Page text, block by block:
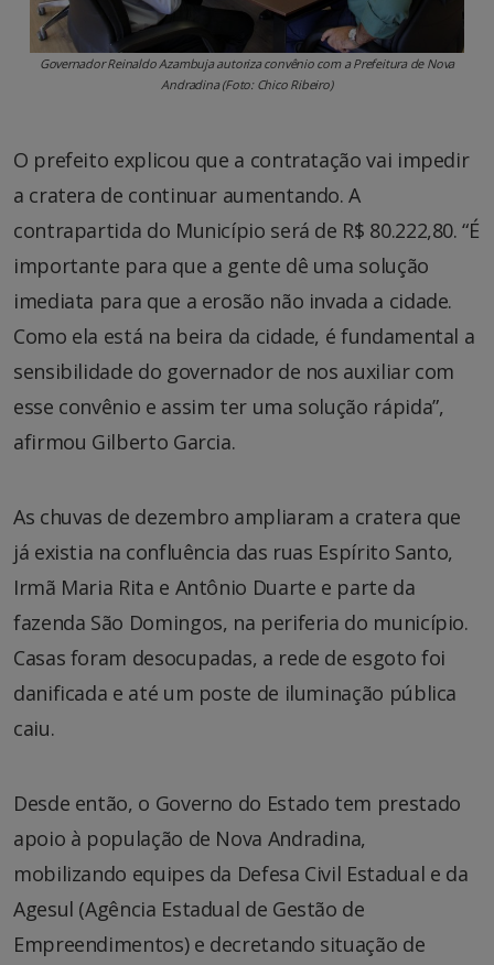
Governador Reinaldo Azambuja autoriza convênio com a Prefeitura de Nova
Andradina (Foto: Chico Ribeiro)
O prefeito explicou que a contratação vai impedir
a cratera de continuar aumentando. A
contrapartida do Município será de R$ 80.222,80. “É
importante para que a gente dê uma solução
imediata para que a erosão não invada a cidade.
Como ela está na beira da cidade, é fundamental a
sensibilidade do governador de nos auxiliar com
esse convênio e assim ter uma solução rápida”,
afirmou Gilberto Garcia.
As chuvas de dezembro ampliaram a cratera que
já existia na confluência das ruas Espírito Santo,
Irmã Maria Rita e Antônio Duarte e parte da
fazenda São Domingos, na periferia do município.
Casas foram desocupadas, a rede de esgoto foi
danificada e até um poste de iluminação pública
caiu.
Desde então, o Governo do Estado tem prestado
apoio à população de Nova Andradina,
mobilizando equipes da Defesa Civil Estadual e da
Agesul (Agência Estadual de Gestão de
Empreendimentos) e decretando situação de